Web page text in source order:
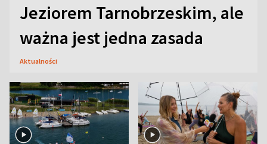
Jeziorem Tarnobrzeskim, ale
ważna jest jedna zasada
Aktualności